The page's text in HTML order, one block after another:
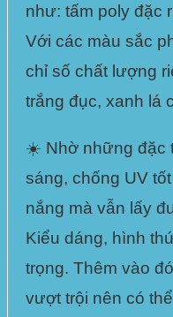
như: tấm poly đặc
Với các màu sắc
chỉ số chất lượng
trắng đục, xanh lá
☀️ Nhờ những đặc
sáng, chống UV tốt
nắng mà vẫn lấy
Kiểu dáng, hình
trọng. Thêm vào
vượt trội nên có